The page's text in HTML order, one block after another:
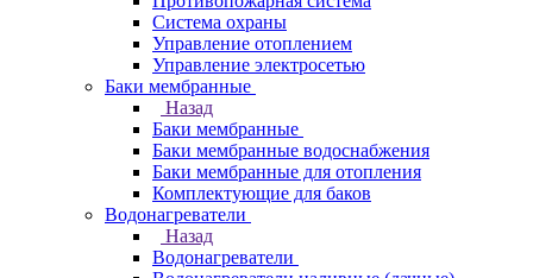
Система охраны
Управление отоплением
Управление электросетью
Баки мембранные
Назад
Баки мембранные
Баки мембранные водоснабжения
Баки мембранные для отопления
Комплектующие для баков
Водонагреватели
Назад
Водонагреватели